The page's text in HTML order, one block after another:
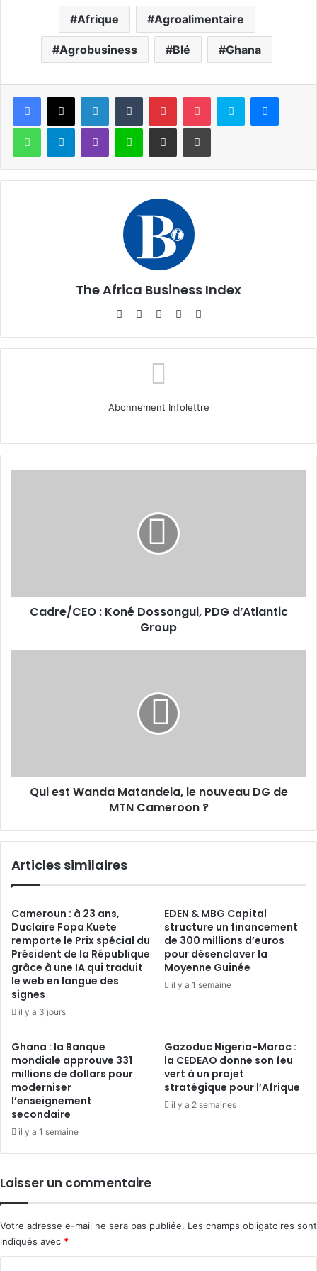
Afrique Agroalimentaire
Agrobusiness Blé Ghana
Facebook
X LinkedinTumblr PinterestPocket Skype
WhatsAppTelegramViber Ligne Partager par email Imprimer
The Africa Business Index
WebsiteFacebook
X Linkedin
Abonnement Infolettre
Cadre/CEO : Koné Dossongui, PDG d’Atlantic
Group
MTN
Cameroon
Qui est Wanda Matandela, le nouveau DG de
MTN Cameroon ?
Articles similaires
Cameroun : à 23 ans,
Duclaire Fopa Kuete
remporte le Prix spécial du
Président de la République
grâce à une IA qui traduit
le web en langue des
signes
il y a 3 jours
EDEN & MBG Capital
structure un financement
de 300 millions d’euros
pour désenclaver la
Moyenne Guinée
il y a 1 semaine
Ghana : la Banque
mondiale approuve 331
millions de dollars pour
moderniser
l’enseignement
secondaire
il y a 1 semaine
Gazoduc Nigeria-Maroc :
la CEDEAO donne son feu
vert à un projet
stratégique pour l’Afrique
il y a 2 semaines
Laisser un commentaire
Votre adresse e-mail ne sera pas publiée. Les champs obligatoires sont
indiqués avec *